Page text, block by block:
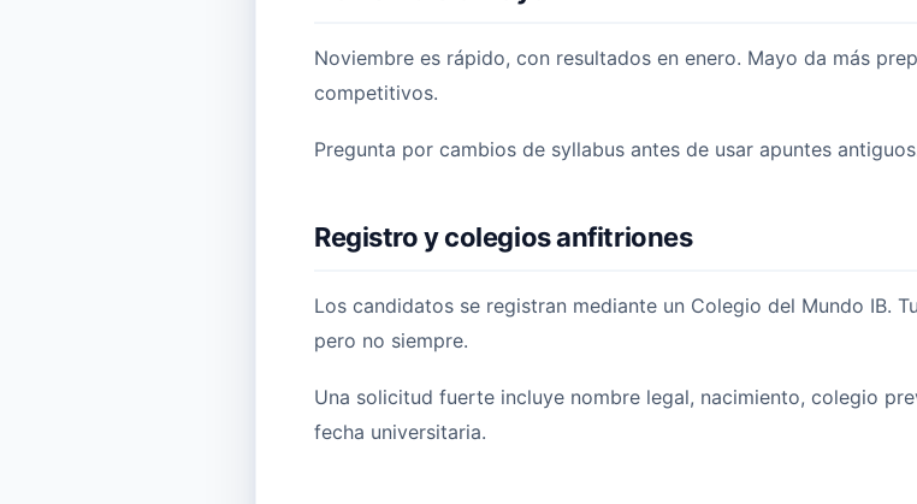
Noviembre es rápido, con resultados en enero. Mayo da más
competitivos.
Pregunta por cambios de syllabus antes de usar apuntes
Registro y colegios anfitriones
Los candidatos se registran mediante un Colegio del Mundo IB.
pero no siempre.
Una solicitud fuerte incluye nombre legal, nacimiento, colegio
fecha universitaria.